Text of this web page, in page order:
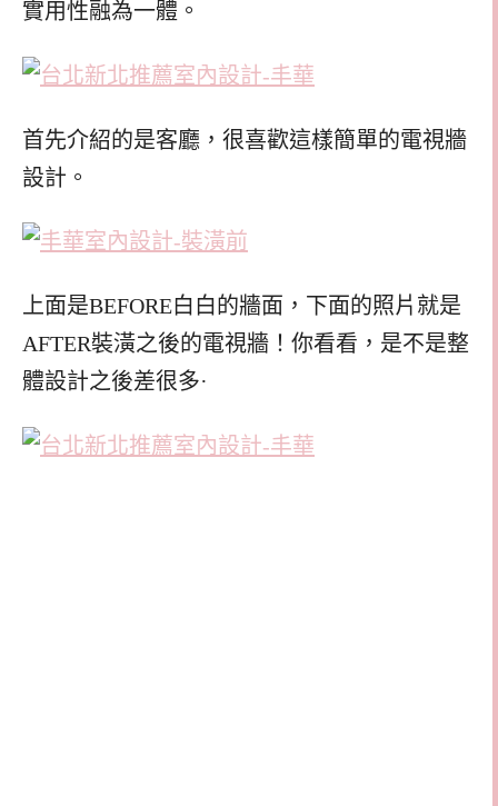
實用性融為一體。
首先介紹的是客廳，很喜歡這樣簡單的電視牆
設計。
上面是BEFORE白白的牆面，下面的照片就是
AFTER裝潢之後的電視牆！你看看，是不是整
體設計之後差很多·